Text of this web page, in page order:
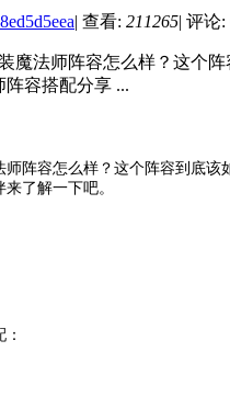
| 查看: 211265| 评论:
魔法师阵容怎么样？这个
容搭配分享 ...
阵容怎么样？这个阵容到底
了解一下吧。